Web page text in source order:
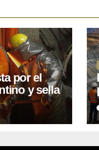
por el
y sella
Kobrea